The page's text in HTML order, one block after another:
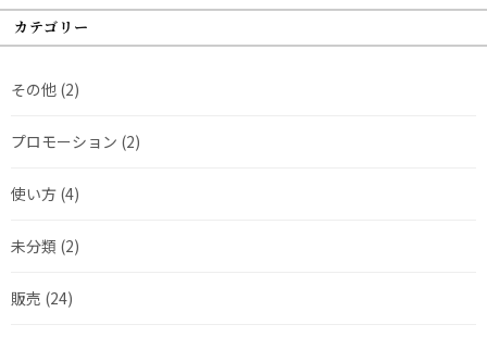
カテゴリー
その他 (2)
プロモーション (2)
使い方 (4)
未分類 (2)
販売 (24)